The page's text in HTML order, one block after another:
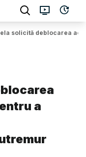
solicită deblocarea
a